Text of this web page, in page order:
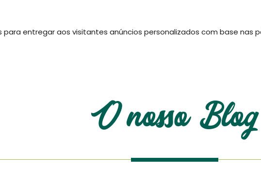
para entregar aos visitantes anúncios personalizados com base nas
blog
O nosso Blog